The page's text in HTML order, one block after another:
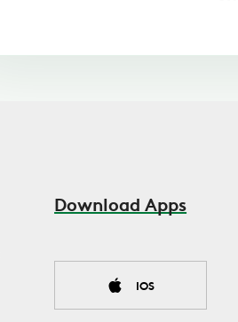
Download Apps
IOS